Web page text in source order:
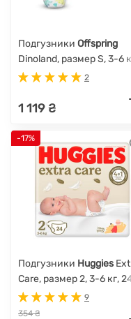
Подгузники Offspring
Dinoland, размер S, 3-6
48 шт.
2
1 119 ₴
-17%
Подгузники Huggies
Care, размер 2, 3-6 кг,
шт.
9
354 ₴